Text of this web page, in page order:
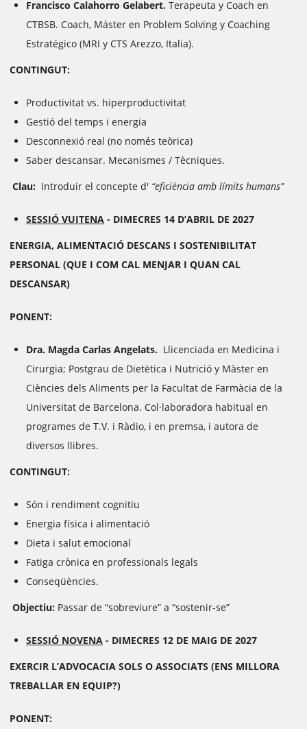
Francisco Calahorro Gelabert. Terapeuta y Coach en
CTBSB. Coach, Máster en Problem Solving y Coaching
Estratégico (MRI y CTS Arezzo, Italia).
CONTINGUT:
Productivitat vs. hiperproductivitat
Gestió del temps i energia
Desconnexió real (no només teòrica)
Saber descansar. Mecanismes / Tècniques.
Clau: Introduir el concepte d' “eficiència amb límits humans”
SESSIÓ VUITENA - DIMECRES 14 D’ABRIL DE 2027
ENERGIA, ALIMENTACIÓ DESCANS I SOSTENIBILITAT
PERSONAL (QUE I COM CAL MENJAR I QUAN CAL
DESCANSAR)
PONENT:
Dra. Magda Carlas Angelats. Llicenciada en Medicina i
Cirurgia; Postgrau de Dietètica i Nutrició y Màster en
Ciències dels Aliments per la Facultat de Farmàcia de la
Universitat de Barcelona. Col·laboradora habitual en
programes de T.V. i Ràdio, i en premsa, i autora de
diversos llibres.
CONTINGUT:
Són i rendiment cognitiu
Energia física i alimentació
Dieta i salut emocional
Fatiga crònica en professionals legals
Conseqüències.
Objectiu: Passar de “sobreviure” a “sostenir-se”
SESSIÓ NOVENA - DIMECRES 12 DE MAIG DE 2027
EXERCIR L’ADVOCACIA SOLS O ASSOCIATS (ENS MILLORA
TREBALLAR EN EQUIP?)
PONENT: